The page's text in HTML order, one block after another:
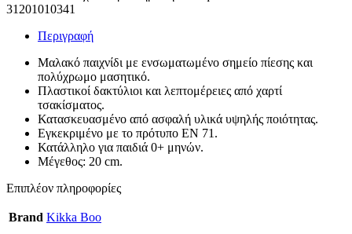
31201010341
Περιγραφή
Μαλακό παιχνίδι με ενσωματωμένο σημείο πίεσης και
πολύχρωμο μασητικό.
Πλαστικοί δακτύλιοι και λεπτομέρειες από χαρτί
τσακίσματος.
Κατασκευασμένο από ασφαλή υλικά υψηλής ποιότητας.
Εγκεκριμένο με το πρότυπο EN 71.
Κατάλληλο για παιδιά 0+ μηνών.
Μέγεθος: 20 cm.
Επιπλέον πληροφορίες
Brand Kikka Boo